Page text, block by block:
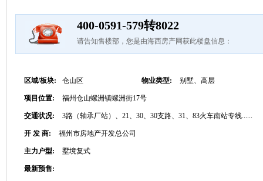
400-0591-579转8022
请告知售楼部，您是由海西房产网获此楼盘信息：
区域/板块: 仓山区 物业类型: 别墅、高层
项目位置: 福州仓山螺洲镇螺洲街17号
交通状况: 3路（轴承厂站）、21、30、30支路、31、83火车南站专线......
开 发 商: 福州市房地产开发总公司
主力户型: 墅境复式
最新预售: